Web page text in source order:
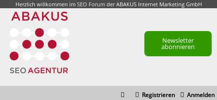
Herzlich willkommen im SEO Forumder ABAKUS Internet Marketing GmbH
Newsletter
abonnieren
Anmelden
Registrieren